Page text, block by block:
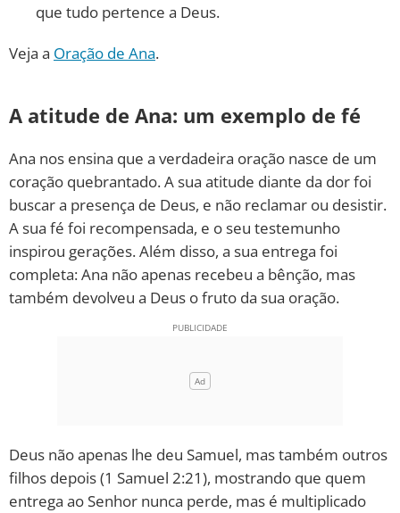
que tudo pertence a Deus.
Veja a Oração de Ana.
A atitude de Ana: um exemplo de fé
Ana nos ensina que a verdadeira oração nasce de um
coração quebrantado. A sua atitude diante da dor foi
buscar a presença de Deus, e não reclamar ou desistir.
A sua fé foi recompensada, e o seu testemunho
inspirou gerações. Além disso, a sua entrega foi
completa: Ana não apenas recebeu a bênção, mas
também devolveu a Deus o fruto da sua oração.
Deus não apenas lhe deu Samuel, mas também outros
filhos depois (1 Samuel 2:21), mostrando que quem
entrega ao Senhor nunca perde, mas é multiplicado